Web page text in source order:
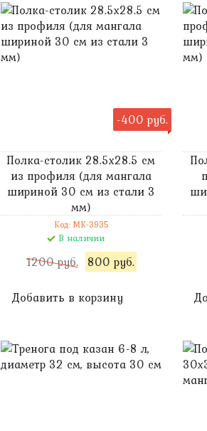
-400 руб.
Полка-столик 28.5х28.5 см
из профиля (для мангала
шириной 30 см из стали 3
мм)
Код: MK-3935
В наличии
1200 руб. 800 руб.
Добавить в корзину